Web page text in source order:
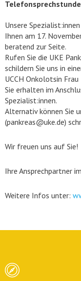
Unsere
Ihnen am 17.
beratend zur Seite.
Rufen Sie die UKE
schildern Sie uns in
UCCH Onkolotsin
Sie erhalten im
Spezialist:innen.
Alternativ können Sie
(pankreas@uke.de)
Wir freuen uns auf Sie!
Ihre Ansprechpartner
Weitere Infos unter: